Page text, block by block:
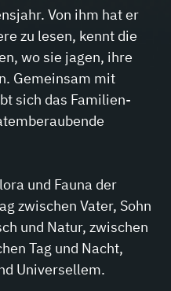
Von ihm hat er
zu lesen, kennt die
wo sie jagen, ihre
Gemeinsam mit
sich das Familien-
und Fauna der
zwischen Vater, Sohn
und Natur, zwischen
Tag und Nacht,
Universellem.